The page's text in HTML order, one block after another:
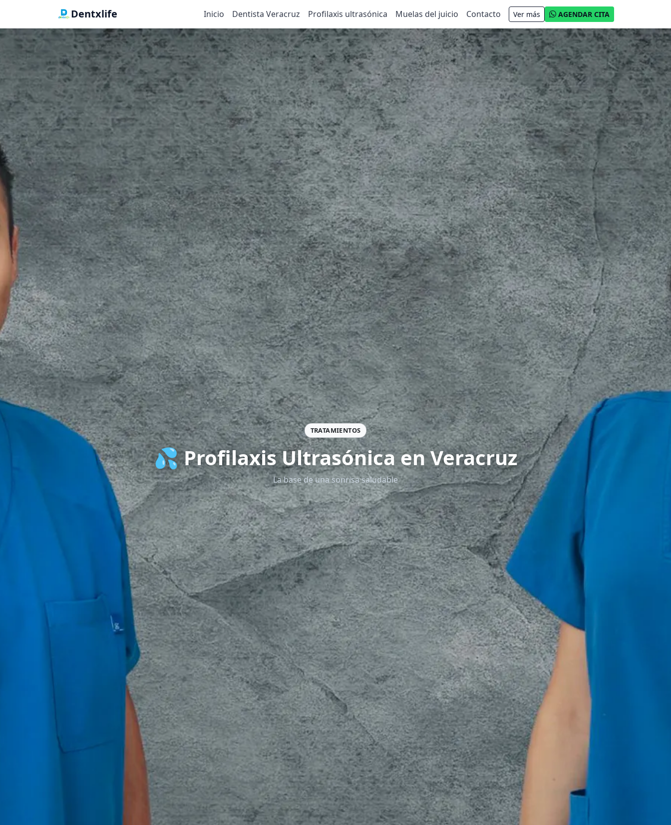
Dentxlife Inicio Dentista Veracruz Profilaxis ultrasónica Muelas del juicio Contacto Ver más AGENDAR CITA
TRATAMIENTOS
💦 Profilaxis Ultrasónica en Veracruz
La base de una sonrisa saludable